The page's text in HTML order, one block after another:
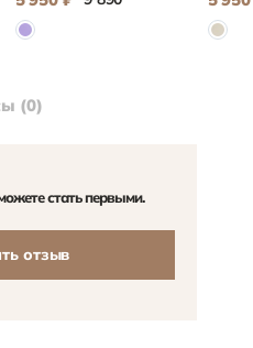
(0)
стать первыми.
отзыв